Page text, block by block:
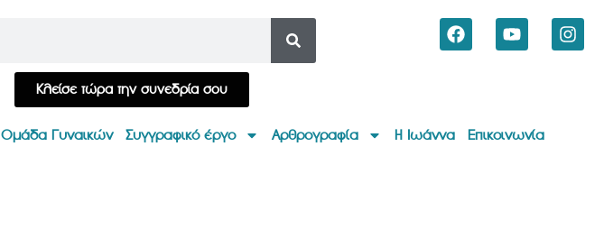
Κλείσε τώρα την συνεδρία σου
Ομάδα Γυναικών Συγγραφικό έργο Αρθρογραφία Η Ιωάννα Επικοινωνία